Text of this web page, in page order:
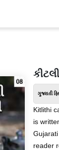
ગુજરાતી
Kitlithi
is
reader